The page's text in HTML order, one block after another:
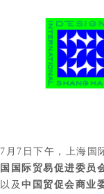
7月7日下午，上海国
国国际贸易促进委员
以及 中国贸促会商业